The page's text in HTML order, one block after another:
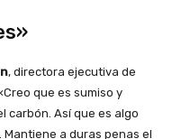
, directora ejecutiva de
que es sumiso y
carbón. Así que es algo
a duras penas el